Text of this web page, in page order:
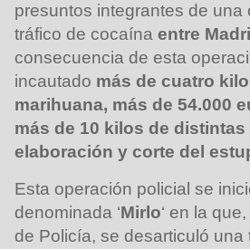
presuntos integrantes de
tráfico de cocaína entre
consecuencia de esta
incautado más de cuatro
marihuana, más de 54.000
más de 10 kilos de
elaboración y corte del
Esta operación policial se
denominada ‘Mirlo‘ en la
de Policía, se desarticuló